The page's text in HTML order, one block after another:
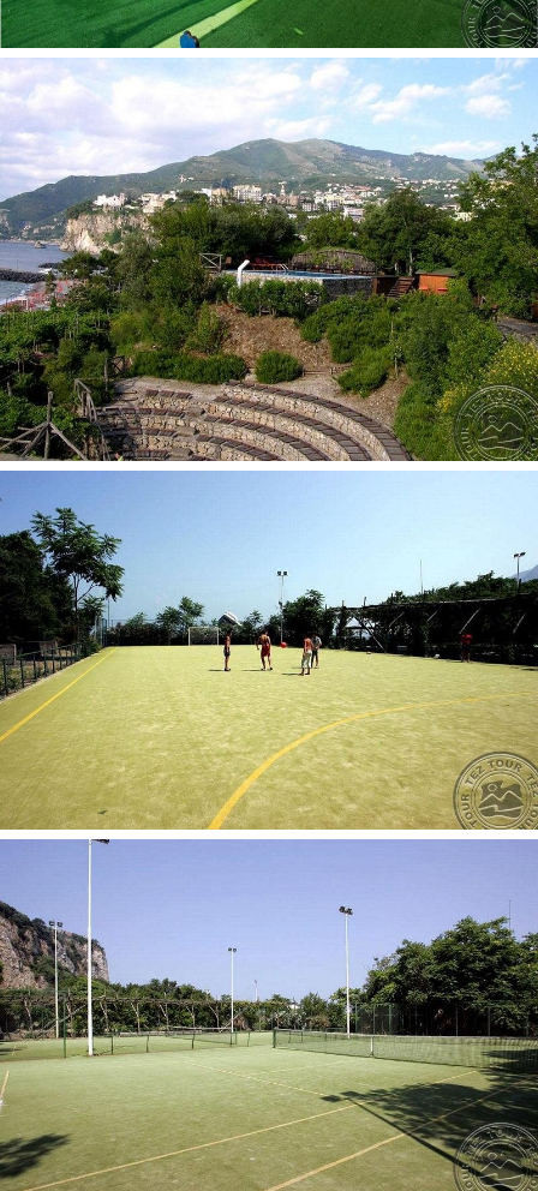
Soliariumas 2
Vaikai nuo 8 mėn. iki 3 metų:
Lovelė: pagal atskirą užklausimą, už papildomą mokestį
Vaikiškos kėdutės restorane yra
Kontaktai:
Аdresas: Via Marina d'Equa, 80069 Vico Equense NA,
Italija
Telefonas: +39 081 802 8562
Internetinė svetainė:www.axidie.it